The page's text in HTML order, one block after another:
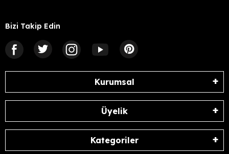
Bizi Takip Edin
Kurumsal
Üyelik
Kategoriler